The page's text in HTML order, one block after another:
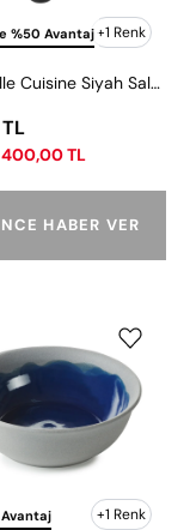
+1 Renk
%50 Avantaj
Revol Belle Cuisine Siyah Salyangoz Tabağı
TL
HABER VER
+1 Renk
NO.W
KASE
17
CM
ML